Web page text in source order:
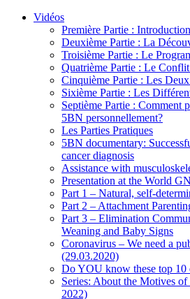
Vidéos
Première Partie : Introduction
Deuxième Partie : La
Troisième Partie : Le
Quatrième Partie : Le
Cinquième Partie : Les
Sixième Partie : Les
Septième Partie : Comment
5BN personnellement?
Les Parties Pratiques
5BN documentary:
cancer diagnosis
Assistance with
Presentation at the World
Part 1 – Natural, self-
Part 2 – Attachment
Part 3 – Elimination
Weaning and Baby Signs
Coronavirus – We need a
(29.03.2020)
Do YOU know these top 10
Series: About the Motives
2022)